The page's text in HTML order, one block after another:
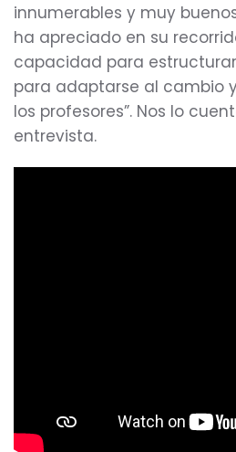
innumerables y muy
ha apreciado en su
capacidad para
para adaptarse al cambio
los profesores”. Nos lo
entrevista.